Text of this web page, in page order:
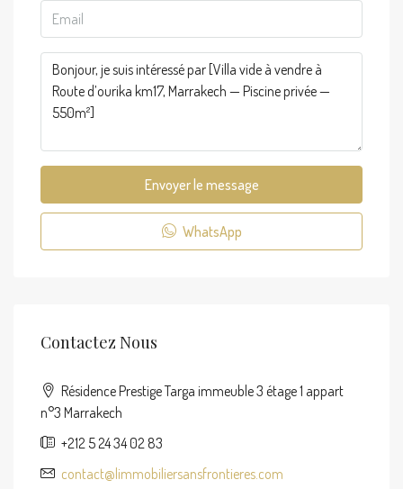
Envoyer le message
WhatsApp
Contactez Nous
Résidence Prestige Targa immeuble 3 étage 1 appart
n°3 Marrakech
+212 5 24 34 02 83
contact@limmobiliersansfrontieres.com